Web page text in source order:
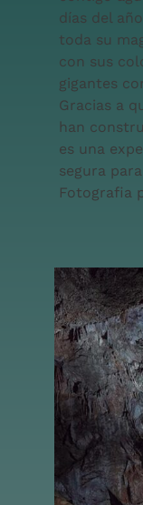
días del
toda su
con sus
gigantes
Gracias a
han
es una
segura